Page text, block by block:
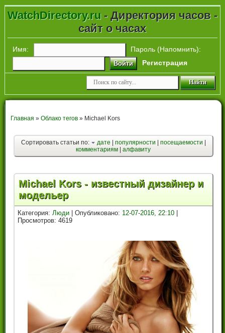
WatchDirectory.ru- Директория часов -
сайт о часах
Имя: Пароль (Напомнить):
Войти Регистрация
Главная » Облако тегов» Michael Kors
Сортировать статьи по: дате| популярности посещаемости
комментариям |алфавиту
Michael Kors - известный дизайнер и
модельер
Категория:Люди | Опубликовано: 12-07-2016, 22:10
Просмотров: 4619